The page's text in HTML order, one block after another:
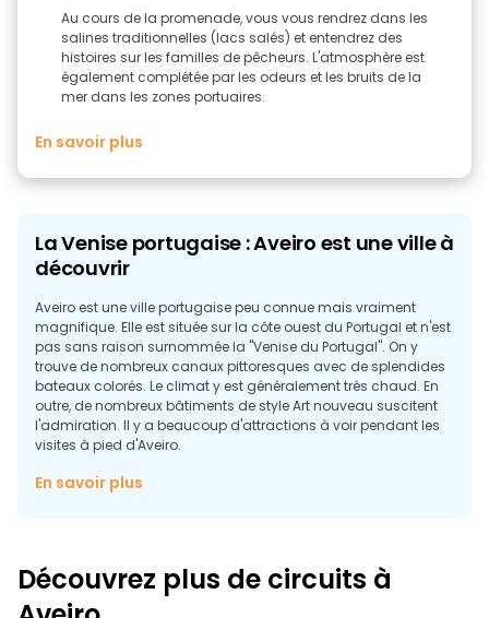
Au cours de la promenade, vous vous rendrez dans les
salines traditionnelles (lacs salés) et entendrez des
histoires sur les familles de pêcheurs. L'atmosphère est
également complétée par les odeurs et les bruits de la
mer dans les zones portuaires.
En savoir plus
La Venise portugaise : Aveiro est une ville à
découvrir
Aveiro est une ville portugaise peu connue mais vraiment
magnifique. Elle est située sur la côte ouest du Portugal et n'est
pas sans raison surnommée la "Venise du Portugal". On y
trouve de nombreux canaux pittoresques avec de splendides
bateaux colorés. Le climat y est généralement très chaud. En
outre, de nombreux bâtiments de style Art nouveau suscitent
l'admiration. Il y a beaucoup d'attractions à voir pendant les
visites à pied d'Aveiro.
Sites à voir à Aveiro
La lagune d'Aveiro (Ria de Aveiro)
Il s'agit d'une magnifique lagune située au centre de cette ville
En savoir plus
Découvrez plus de circuits à